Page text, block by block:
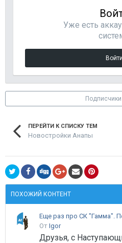
Уже есть
Войти
Подписчики
ПЕРЕЙТИ К СПИСКУ ТЕМ
Новостройки Анапы
ПОХОЖИЙ КОНТЕНТ
От Igor
Друзья, с